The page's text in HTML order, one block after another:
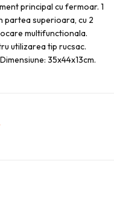
principal cu fermoar. 1
superioara, cu 2
multifunctionala.
utilizarea tip rucsac.
35x44x13cm.